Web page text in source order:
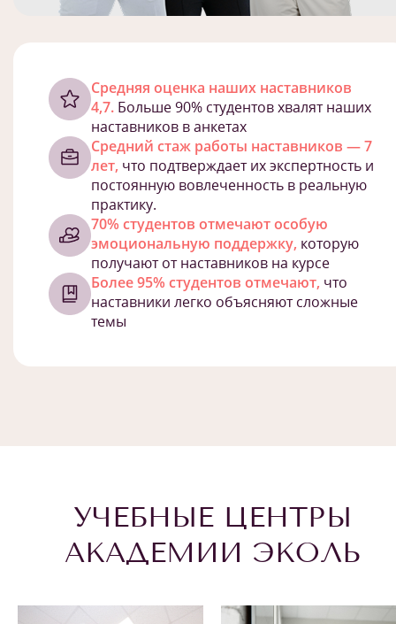
Cредняя оценка наших наставников
4,7. Больше 90% студентов хвалят наших
наставников в анкетах
Средний стаж работы наставников — 7
лет, что подтверждает их экспертность и
постоянную вовлеченность в реальную
практику.
70% студентов отмечают особую
эмоциональную поддержку, которую
получают от наставников на курсе
Более 95% студентов отмечают, что
наставники легко объясняют сложные
темы
УЧЕБНЫЕ ЦЕНТРЫ
АКАДЕМИИ ЭКОЛЬ